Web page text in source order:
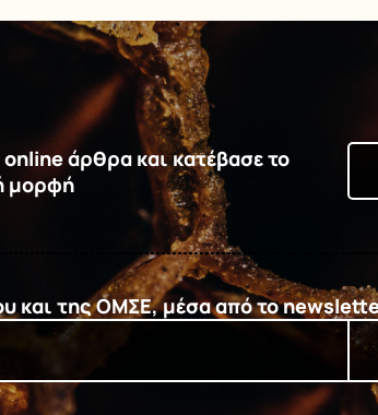
άρθρα και κατέβασε το
μορφή
και της ΟΜΣΕ, μέσα από το